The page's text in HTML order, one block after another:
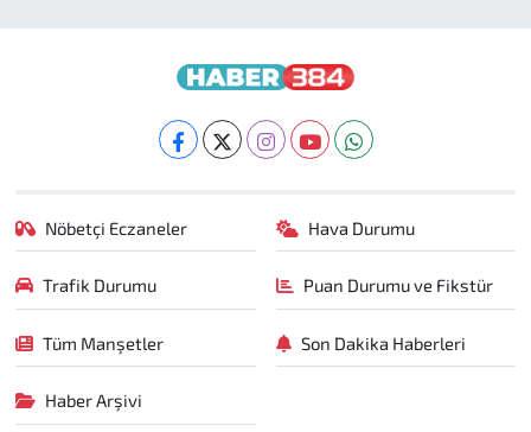
Nöbetçi Eczaneler Hava Durumu
Trafik Durumu Puan Durumu ve Fikstür
Tüm Manşetler Son Dakika Haberleri
Haber Arşivi